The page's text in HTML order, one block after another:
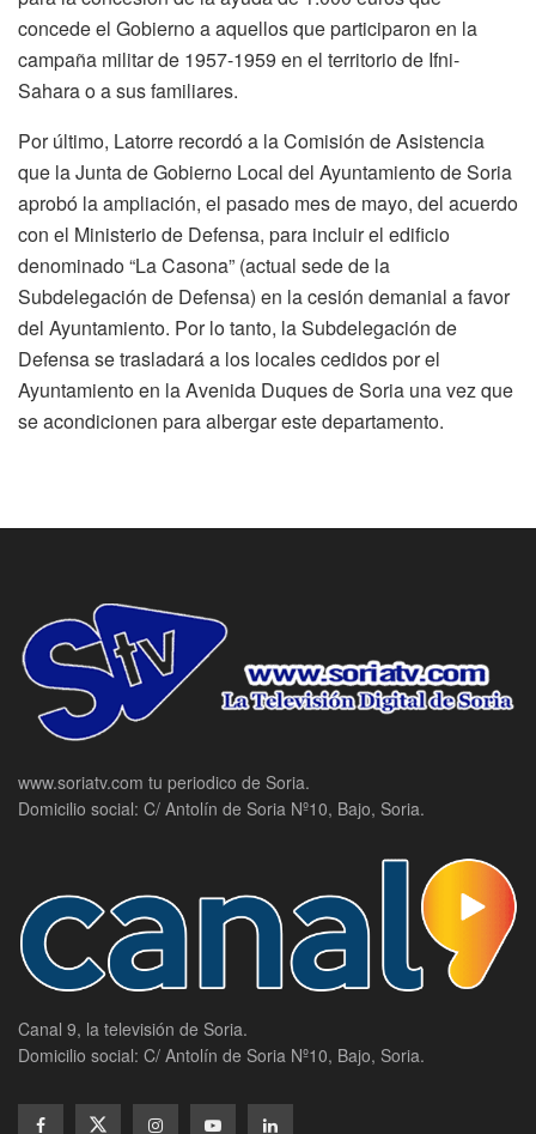
concede el Gobierno a aquellos que participaron en la
campaña militar de 1957-1959 en el territorio de Ifni-
Sahara o a sus familiares.
Por último, Latorre recordó a la Comisión de Asistencia
que la Junta de Gobierno Local del Ayuntamiento de Soria
aprobó la ampliación, el pasado mes de mayo, del acuerdo
con el Ministerio de Defensa, para incluir el edificio
denominado “La Casona” (actual sede de la
Subdelegación de Defensa) en la cesión demanial a favor
del Ayuntamiento. Por lo tanto, la Subdelegación de
Defensa se trasladará a los locales cedidos por el
Ayuntamiento en la Avenida Duques de Soria una vez que
se acondicionen para albergar este departamento.
www.soriatv.com tu periodico de Soria.
Domicilio social: C/ Antolín de Soria Nº10, Bajo, Soria.
Canal 9, la televisión de Soria.
Domicilio social: C/ Antolín de Soria Nº10, Bajo, Soria.